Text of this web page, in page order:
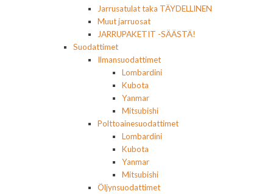
Jarrusatulat taka TÄYDELLINEN
Muut jarruosat
JARRUPAKETIT -SÄÄSTÄ!
Suodattimet
Ilmansuodattimet
Lombardini
Kubota
Yanmar
Mitsubishi
Polttoainesuodattimet
Lombardini
Kubota
Yanmar
Mitsubishi
Öljynsuodattimet